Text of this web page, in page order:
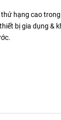
hạng cao
bị gia dụng &